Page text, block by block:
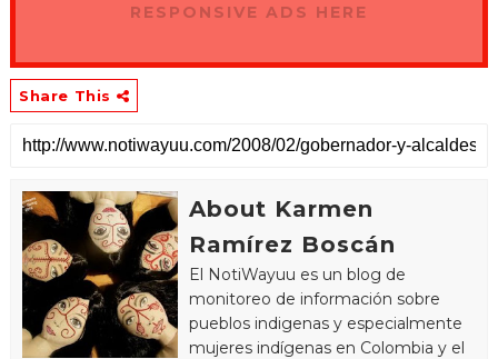
RESPONSIVE ADS HERE
Share This
About Karmen
Ramírez Boscán
El NotiWayuu es un blog de
monitoreo de información sobre
pueblos indigenas y especialmente
mujeres indígenas en Colombia y el